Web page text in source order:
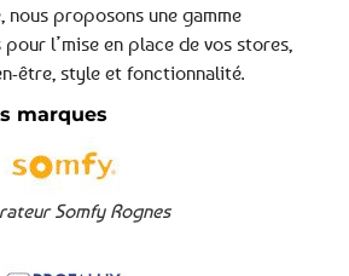
nous proposons une gamme
l’mise en place de vos stores,
être, style et fonctionnalité.
marques
Somfy Rognes